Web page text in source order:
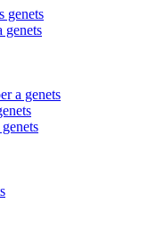
genets
genets
a genets